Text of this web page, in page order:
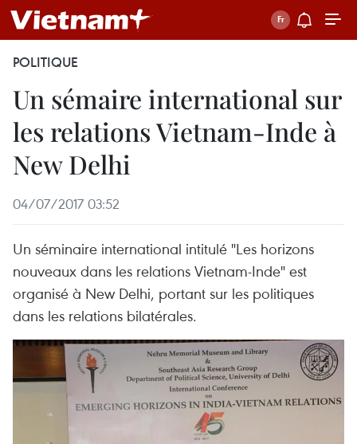
POLITIQUE
Un sémaire international sur
les relations Vietnam-Inde à
New Delhi
04/07/2017 03:52
Un séminaire international intitulé "Les horizons
nouveaux dans les relations Vietnam-Inde" est
organisé à New Delhi, portant sur les politiques
dans les relations bilatérales.